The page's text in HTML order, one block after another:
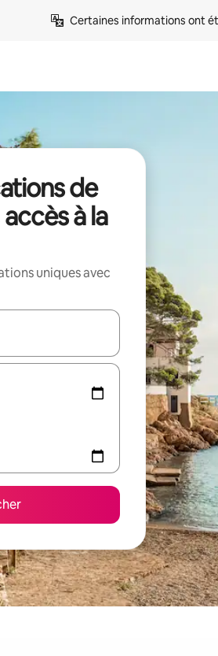
Certaines informations ont
de
à la
uniques avec
utilisez les flèches vers le haut et vers